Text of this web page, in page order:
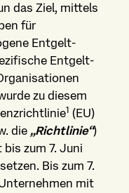
das Ziel, mittels
für
Entgelt­
Entgelt­
zu diesem
1 (EU)
die „Richtlinie“)
zum 7. Juni
Bis zum 7.
mit